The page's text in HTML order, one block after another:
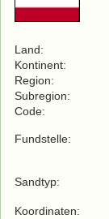
Land:
Kontinent:
Region:
Subregion:
Code:
Fundstelle:
Sandtyp:
Koordinaten: